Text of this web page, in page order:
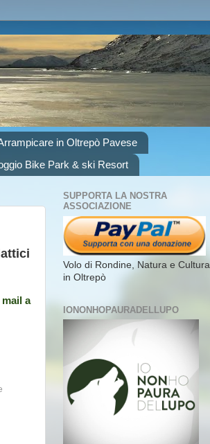
in Oltrepò Pavese
Bike Park & ski Resort
a
SUPPORTA LA NOSTRA
ASSOCIAZIONE
Volo di Rondine, Natura e Cultura
in Oltrepò
IONONHOPAURADELLUPO